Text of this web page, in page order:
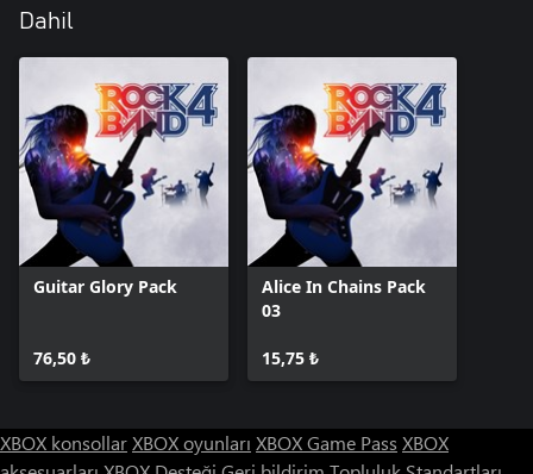
Dahil
Guitar Glory Pack
76,50 ₺
Alice In Chains Pack
03
15,75 ₺
XBOX konsollarXBOX oyunları XBOX Game Pass XBOX